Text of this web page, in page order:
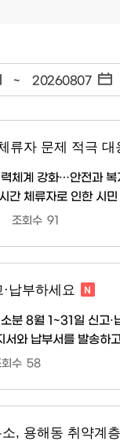
~
류자 문제 적극
강화…안전과 복지 아우
간 체류자로 인한 시
찾아 이용객들의 불편 사
조회수 91
납부하세요
·납부 목포시(시장 강성휘)는 8월
서와 납부서를 발송하
회수 58
, 용해동 취약계